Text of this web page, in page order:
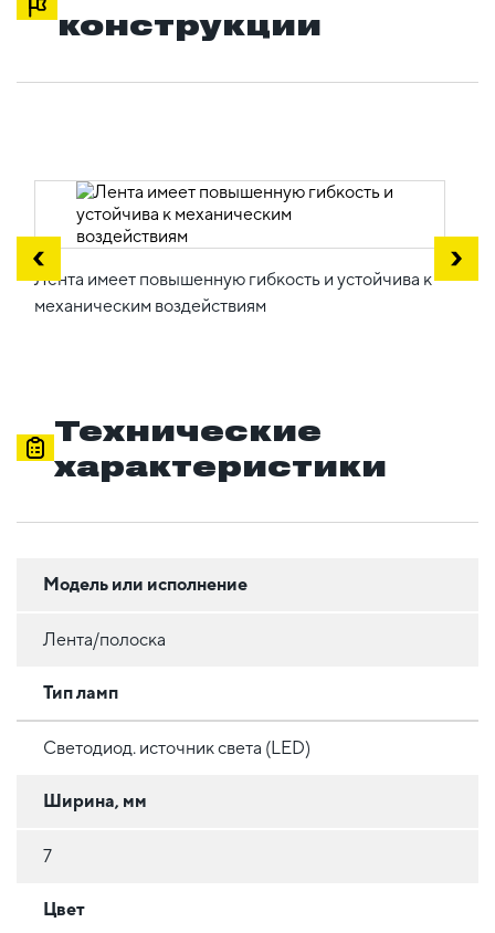
конструкции
Лента имеет повышенную гибкость и устойчива к
механическим воздействиям
Технические
характеристики
Модель или исполнение
Лента/полоска
Тип ламп
Светодиод. источник света (LED)
Ширина, мм
7
Цвет